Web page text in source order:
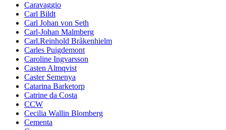
Caravaggio
Carl Bildt
Carl Johan von Seth
Carl-Johan Malmberg
Carl.Reinhold Bråkenhielm
Carles Puigdemont
Caroline Ingvarsson
Casten Almqvist
Caster Semenya
Catarina Barketorp
Catrine da Costa
CCW
Cecilia Wallin Blomberg
Cementa